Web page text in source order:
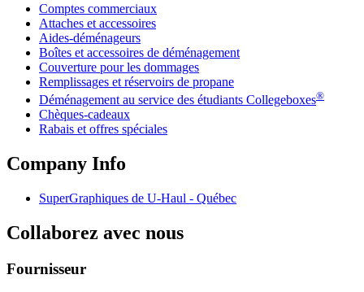
Comptes commerciaux
Attaches et accessoires
Aides-déménageurs
Boîtes et accessoires de déménagement
Couverture pour les dommages
Remplissages et réservoirs de propane
Déménagement au service des étudiants Collegeboxes®
Chèques-cadeaux
Rabais et offres spéciales
Company Info
SuperGraphiques de U-Haul - Québec
Collaborez avec nous
Fournisseur